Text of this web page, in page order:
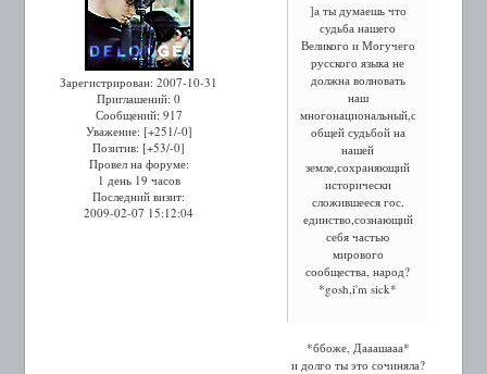
Зарегистрирован: 2007-10-31
Приглашений: 0
Сообщений: 917
Уважение: [+251/-0]
Позитив: [+53/-0]
Провел на форуме:
1 день 19 часов
Последний визит:
2009-02-07 15:12:04
]а ты думаешь что
судьба нашего
Великого и Могучего
русского языка не
должна волновать
наш
многонациональный,соединенный
общей судьбой на
нашей
земле,сохраняющий
исторически
сложившееся гос.
единство,сознающий
себя частью
мирового
сообщества, народ?
*gosh,i'm sick*
*ббоже, Дааашааа*
и долго ты это сочиняла?